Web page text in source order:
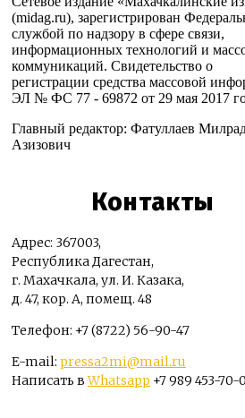
(midag.ru), зарегистрирован
службой по надзору в сфере связи,
информационных технологий и
коммуникаций. Свидетельство о
регистрации средства массовой
ЭЛ № ФС 77 - 69872 от 29 мая 2017
Главный редактор: Фатуллаев
Азизович
Контакты
Адрес: 367003,
Республика Дагестан,
г. Махачкала, ул. И. Казака,
д. 47, кор. А, помещ. 48
Телефон: +7 (8722) 56-90-47
E-mail: pressa2mi@mail.ru
Написать вWhatsapp +7 989 453-70-